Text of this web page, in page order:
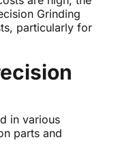
Grinding
particularly for
in various
parts and